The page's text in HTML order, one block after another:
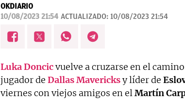
OKDIARIO
10/08/2023 21:54 ACTUALIZADO: 10/08/2023 21:54
Luka Doncicvuelve a cruzarse en el
jugador de Dallas Mavericksy líder de
viernes con viejos amigos en elMartín